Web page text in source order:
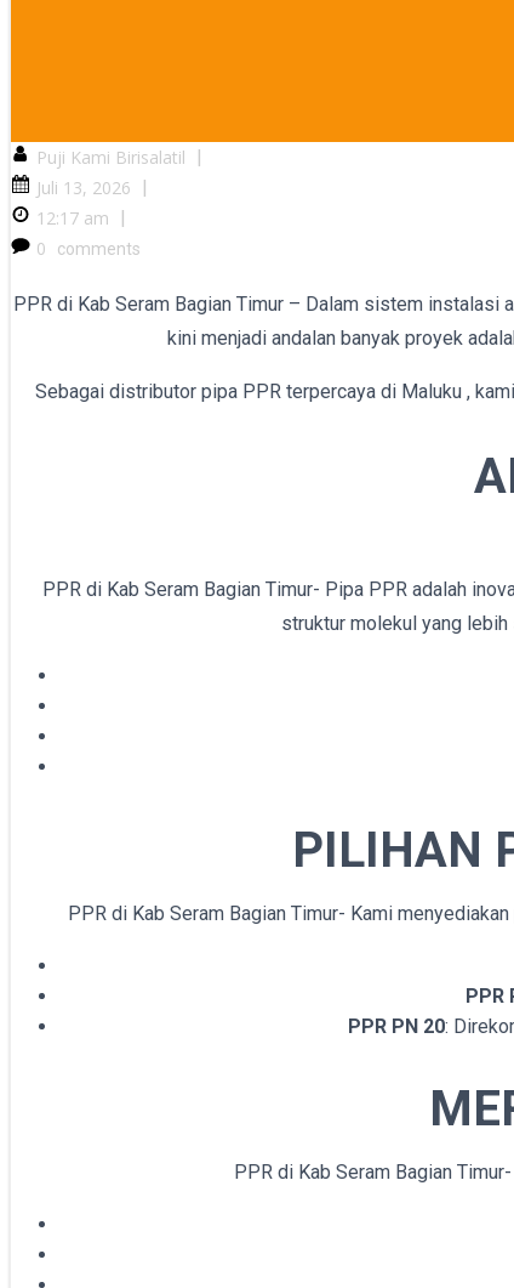
Puji Kami Birisalatil
Juli 13, 2026
12:17 am
0
comments
PPR di Kab Seram Bagian Timur – Dalam sistem instalasi
kini menjadi andalan banyak proyek
Sebagai distributor pipa PPR terpercaya di Maluku ,
PPR di Kab Seram Bagian Timur- Pipa PPR adalah
struktur molekul yang
PILIHAN
PPR di Kab Seram Bagian Timur- Kami
PPR
PPR PN 20:
PPR di Kab Seram Bagian